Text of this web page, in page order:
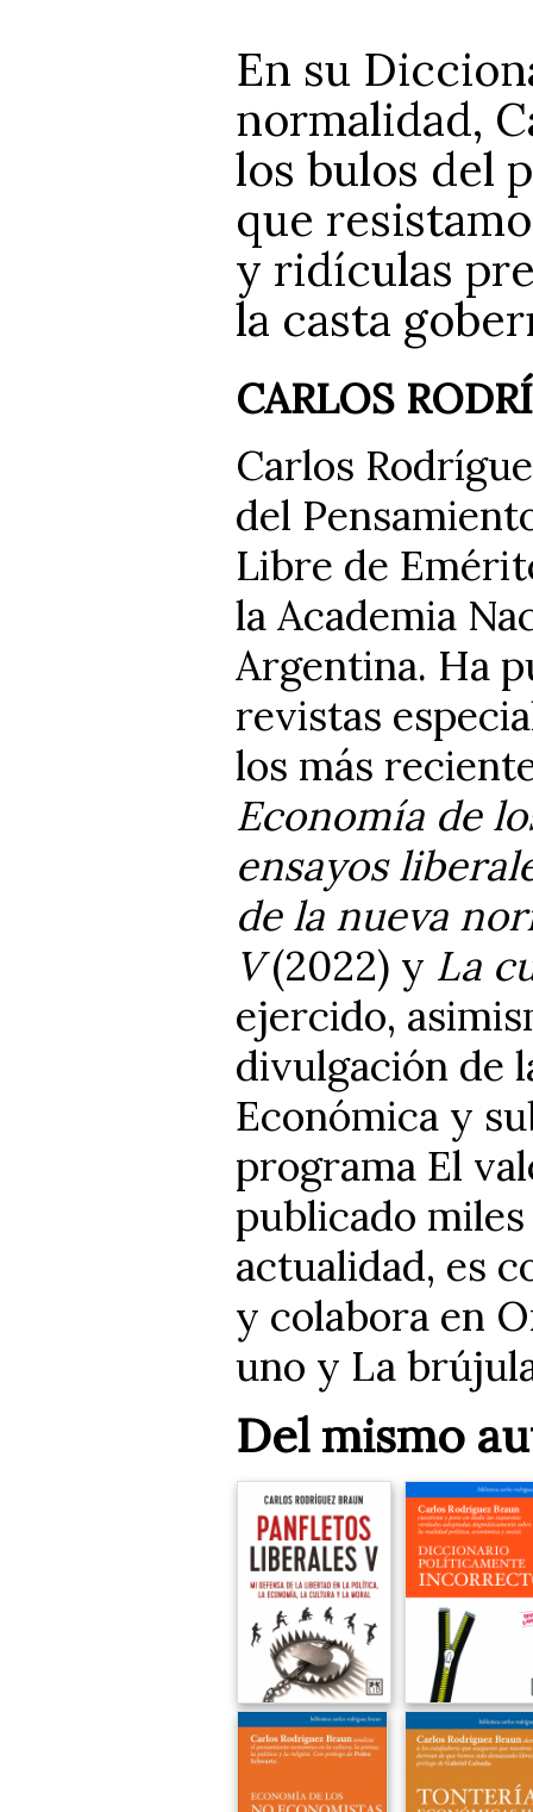
En su
normalidad,
los bulos del
que
y ridículas
la casta
CARLOS
Carlos
del
Libre de
la Academia
Argentina. Ha
revistas
los más
Economía de
ensayos
de la nueva
V(2022) y La
ejercido,
divulgación de
Económica y
programa El
publicado
actualidad, es
y colabora en
uno y La
Del mismo